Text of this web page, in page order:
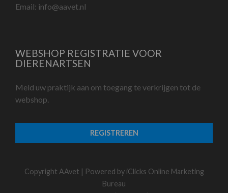
Email: info@aavet.nl
WEBSHOP REGISTRATIE VOOR
DIERENARTSEN
Meld uw praktijk aan om toegang te verkrijgen tot de
webshop.
REGISTREREN
Copyright AAvet | Powered by iClicks Online Marketing
Bureau